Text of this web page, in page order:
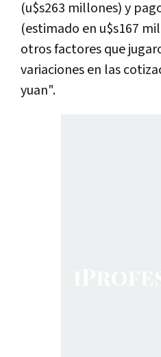
(u$s263 millones) y
(estimado en u$s167
otros factores que
variaciones en las
yuan".